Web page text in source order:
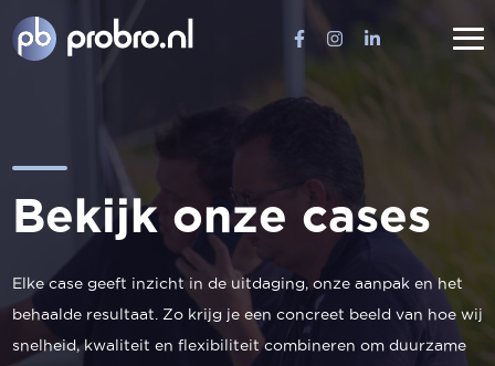
Bekijk onze cases
Elke case geeft inzicht in de uitdaging, onze aanpak en het
behaalde resultaat. Zo krijg je een concreet beeld van hoe wij
snelheid, kwaliteit en flexibiliteit combineren om duurzame